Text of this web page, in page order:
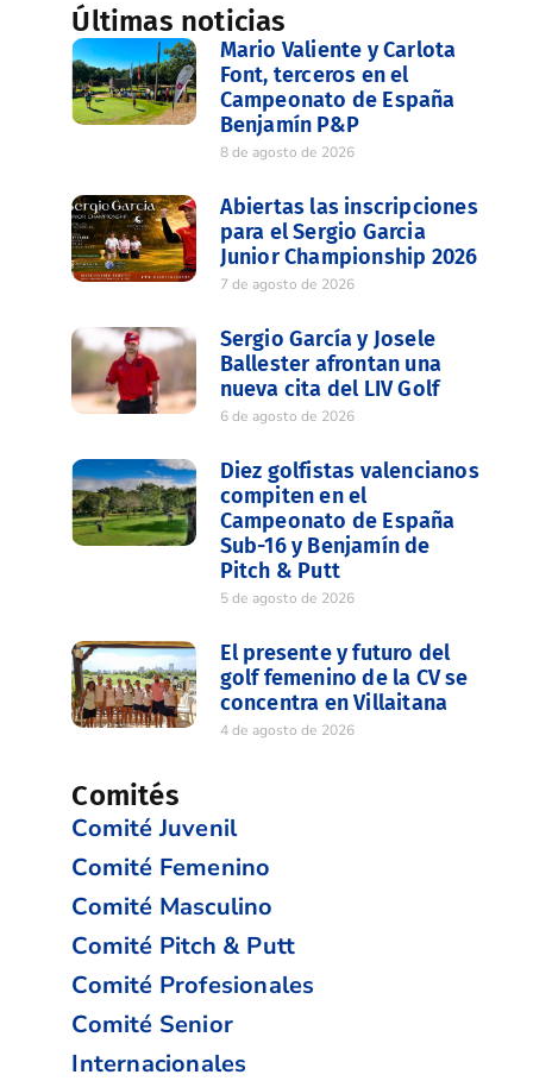
Últimas noticias
Mario Valiente y Carlota
Font, terceros en el
Campeonato de España
Benjamín P&P
8 de agosto de 2026
Abiertas las inscripciones
para el Sergio Garcia
Junior Championship 2026
7 de agosto de 2026
Sergio García y Josele
Ballester afrontan una
nueva cita del LIV Golf
6 de agosto de 2026
Diez golfistas valencianos
compiten en el
Campeonato de España
Sub-16 y Benjamín de
Pitch & Putt
5 de agosto de 2026
El presente y futuro del
golf femenino de la CV se
concentra en Villaitana
4 de agosto de 2026
Comités
Comité Juvenil
Comité Femenino
Comité Masculino
Comité Pitch & Putt
Comité Profesionales
Comité Senior
Internacionales